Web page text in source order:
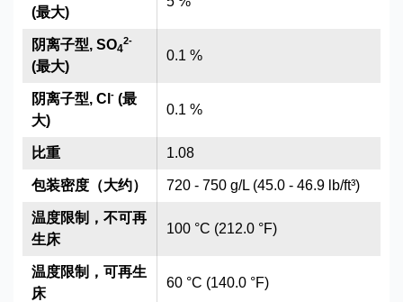
0.1 %
0.1 %
1.08
720 - 750 g/L (45.0 - 46.9 lb/ft³)
100 °C (212.0 °F)
60 °C (140.0 °F)
(最大)
阴离子型, SO4
2-
(最大)
阴离子型, Cl - (最
大)
比重
包装密度（大约）
温度限制，不可再
生床
温度限制，可再生
床